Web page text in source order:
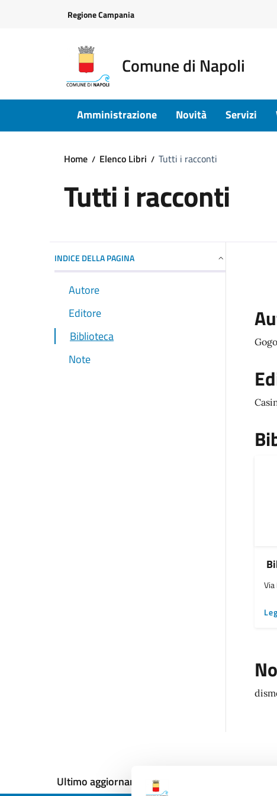
Regione Campania
Comune di Napoli
Amministrazione Novità Servizi
Home Elenco Libri Tutti i racconti
Tutti i racconti
INDICE DELLA PAGINA
Autore
Editore
Biblioteca
Note
Ultimo aggiornamento: